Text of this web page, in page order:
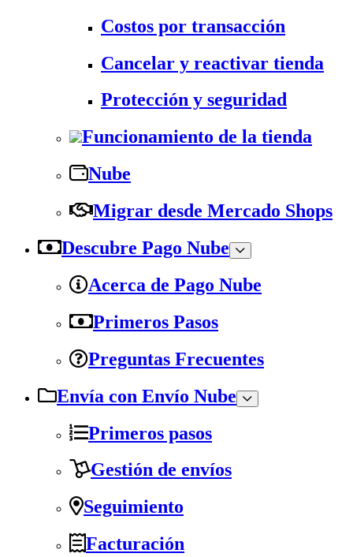
Costos por transacción
Cancelar y reactivar tienda
Protección y seguridad
Funcionamiento de la tienda
Nube
Migrar desde Mercado Shops
Descubre Pago Nube
Acerca de Pago Nube
Primeros Pasos
Preguntas Frecuentes
Envía con Envío Nube
Primeros pasos
Gestión de envíos
Seguimiento
Facturación